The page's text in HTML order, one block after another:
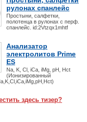
рулонах спанлейс
Простыни, салфетки,
полотенца в рулонах с перф.
спанлейс. id:2Vtzqx1mhtf
Анализатор
электролитов Prime
ES
Na, K, Cl, iCa, iMg, pH, Hct
(Ионизированный
здесь тизер?